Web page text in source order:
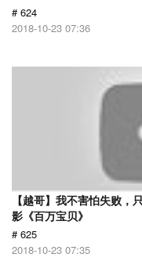
# 624
2018-10-23 07:36
【越哥】我不害怕失败，
影《百万宝贝》
# 625
2018-10-23 07:35